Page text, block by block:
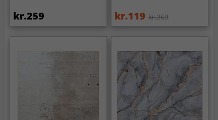
kr.259 kr.119 kr.369